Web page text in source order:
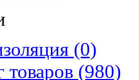
(0)
товаров (980)